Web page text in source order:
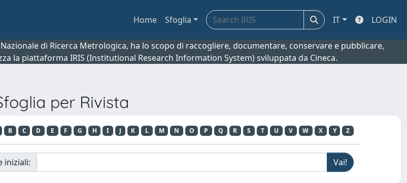
Home Sfoglia IT LOGIN
di Ricerca Metrologica, ha lo scopo di raccogliere, documentare, conservare e pubblicare,
la piattaforma IRIS (Institutional Research Information System) sviluppata da Cineca.
per Rivista
B C D E F G H I J K L M N O P Q R S T U V W X Y Z
iniziali: